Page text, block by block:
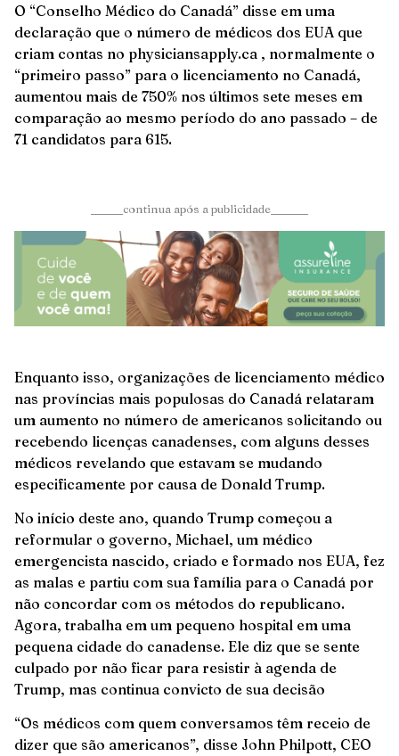
O “Conselho Médico do Canadá” disse em uma
declaração que o número de médicos dos EUA que
criam contas no physiciansapply.ca , normalmente o
“primeiro passo” para o licenciamento no Canadá,
aumentou mais de 750% nos últimos sete meses em
comparação ao mesmo período do ano passado – de
71 candidatos para 615.
______continua após a publicidade_______
Enquanto isso, organizações de licenciamento médico
nas províncias mais populosas do Canadá relataram
um aumento no número de americanos solicitando ou
recebendo licenças canadenses, com alguns desses
médicos revelando que estavam se mudando
especificamente por causa de Donald Trump.
No início deste ano, quando Trump começou a
reformular o governo, Michael, um médico
emergencista nascido, criado e formado nos EUA, fez
as malas e partiu com sua família para o Canadá por
não concordar com os métodos do republicano.
Agora, trabalha em um pequeno hospital em uma
pequena cidade do canadense. Ele diz que se sente
culpado por não ficar para resistir à agenda de
Trump, mas continua convicto de sua decisão
“Os médicos com quem conversamos têm receio de
dizer que são americanos”, disse John Philpott, CEO